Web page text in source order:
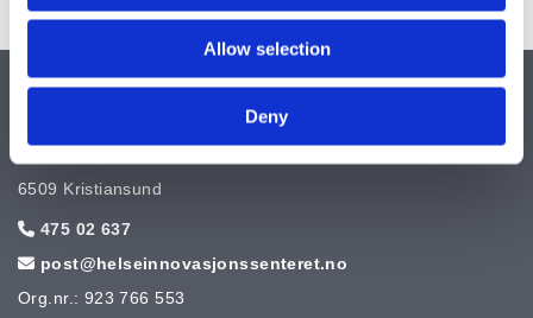
Allow selection
Deny
Helseinnovasjonssenteret
6509 Kristiansund
 475 02 637
 post@helseinnovasjonssenteret.no
Org.nr.: 923 766 553